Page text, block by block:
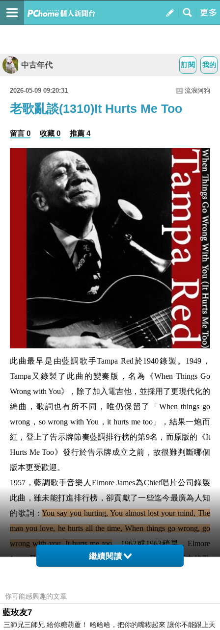
我的
訂閱
中古年代
2026-05-09 09:20:31 流浪阿狗
老歌亂談(1310)It Hurts Me Too
留言 0 收藏 0 推薦 4
此曲最早是由藍調歌手Tampa Red於1940錄製。 1949 ，
Tampa 又錄製了此曲的變奏版，名為《When Things Go
Wrong with You》，除了加入電吉他，並採用了更現代化的
編曲，歌詞也有所不同，唯仍保留了「When things go
wrong ， so wrong with You ，it hurts me too」，結果一炮而
紅，登上了告示牌節奏藍調排行榜的第9名，而原版的《It
Hurts Me Too》發行於告示牌成立之前，故很難判斷哪個
版本更受歡迎。
1957 ，藍調歌手音樂人 Elmore James為Chief唱片公司錄製
此曲，雖未能打進排行榜，卻貢獻了一些迄今最廣為人知
的歌詞 : You say you hurting, You almost lost your mind, The
man you love, he hurts all the time, When things go wrong, go
wrong with you, It hurts me too。1962或1963稍早， Elmore
James又為另家唱片公司錄製此曲，沿用了之前版本的歌
節奏藍調單曲榜獲得第25名。之後許多翻唱者都受到James
的版本的影響，無論是在歌詞或是吉他的部分。以下所貼
繼續閱讀
你可能感興趣的文章
藍玫友7
三師兄三師兄 給你糖葫蘆！ 哈哈哈，把你的嘴糊起來 讓你不能跟上天